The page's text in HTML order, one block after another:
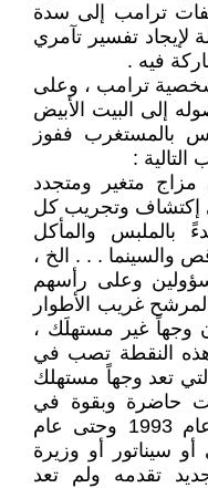
ترامب إلى سدة
تفسير تآمري
فيه .
شخصية ترامب ، وعلى
إلى البيت الأبيض
بالمستغرب ففوز
:
مزاج متغير ومتجدد
إكتشاف وتجريب كل
بالملبس والمأكل
والسينما . . . الخ ،
وعلى رأسهم
غريب الأطوار
وجهاً غير مستهلَك ،
النقطة تصب في
تعد وجهاً مستهلك
حاضرة وبقوة في
المشهد السياسي الأمريكي منذ عام 1993 وحتى عام
أو سيناتور أو وزيرة
تقدمه ولم تعد